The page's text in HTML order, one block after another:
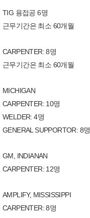
TIG 용접공 6명
근무기간은 최소 60개월
CARPENTER: 8명
근무기간은 최소 60개월
MICHIGAN
CARPENTER: 10명
WELDER: 4명
GENERAL SUPPORTOR: 8명
GM, INDIANAN
CARPENTER: 12명
AMPLIFY, MISSISSIPPI
CARPENTER: 8명